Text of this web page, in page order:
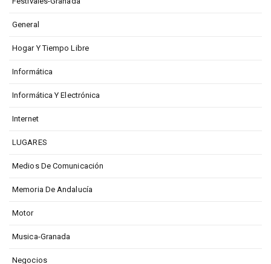
General
Hogar Y Tiempo Libre
Informática
Informática Y Electrónica
Internet
LUGARES
Medios De Comunicación
Memoria De Andalucía
Motor
Musica-Granada
Negocios